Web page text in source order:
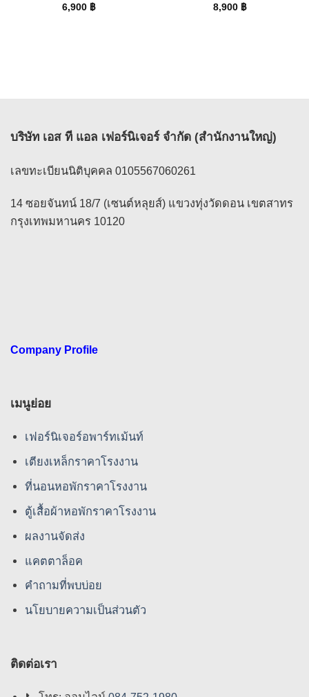
6,900 ฿
8,900 ฿
บริษัท เอส ที แอล เฟอร์นิเจอร์ จำกัด (สำนักงานใหญ่)
เลขทะเบียนนิติบุคคล 0105567060261
14 ซอยจันทน์ 18/7 (เซนต์หลุยส์) แขวงทุ่งวัดดอน เขตสาทร
กรุงเทพมหานคร 10120
Company Profile
เมนูย่อย
เฟอร์นิเจอร์อพาร์ทเม้นท์
เตียงเหล็กราคาโรงงาน
ที่นอนหอพักราคาโรงงาน
ตู้เสื้อผ้าหอพักราคาโรงงาน
ผลงานจัดส่ง
แคตตาล็อค
คําถามที่พบบ่อย
นโยบายความเป็นส่วนตัว
ติดต่อเรา